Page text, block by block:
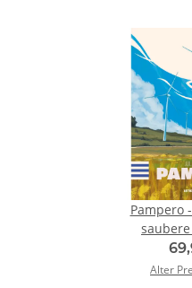
Pampero
saubere
Alter